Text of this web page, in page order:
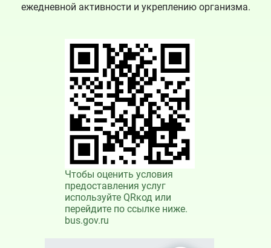
ежедневной активности и укреплению организма.
Чтобы оценить условия
предоставления услуг
используйте QRкод или
перейдите по ссылке ниже.
bus.gov.ru